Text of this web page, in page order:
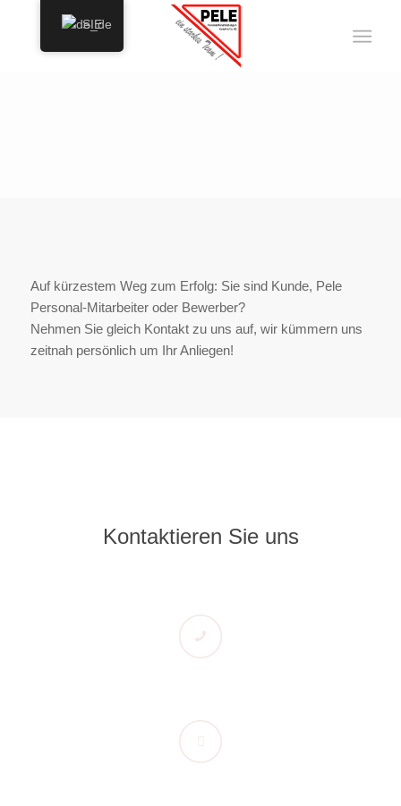
KONTAKT ZU PELE
Auf kürzestem Weg zum Erfolg: Sie sind Kunde, Pele
Personal-Mitarbeiter oder Bewerber?
Nehmen Sie gleich Kontakt zu uns auf, wir kümmern uns
zeitnah persönlich um Ihr Anliegen!
Kontaktieren Sie uns
SIE